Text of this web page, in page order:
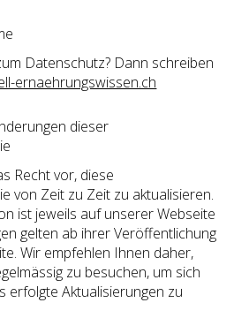
Datenschutz? Dann schreiben
ernaehrungswissen.ch
dieser
Recht vor, diese
von Zeit zu Zeit zu aktualisieren.
ist jeweils auf unserer Webseite
gelten ab ihrer Veröffentlichung
Wir empfehlen Ihnen daher,
zu besuchen, um sich
erfolgte Aktualisierungen zu